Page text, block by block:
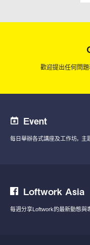
歡迎提出任何問題
Event
每日舉辦各式講座及工作坊， 主
Loftwork Asia
每週分享Loftwork的最新動態與